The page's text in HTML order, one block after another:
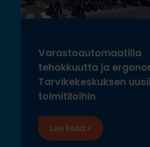
Varastoautomaatilla
tehokkuutta ja
Tarvikekeskuksen
toimitiloihin
Lue lisää »